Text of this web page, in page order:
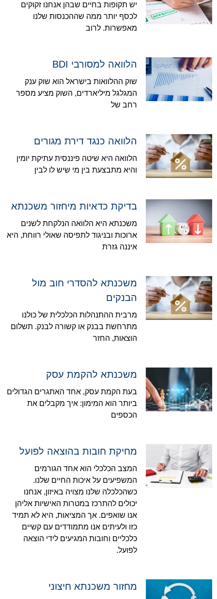
יש תקופות בחיים שבהן אנחנו זקוקים
לכסף יותר ממה שההכנסות שלנו
מאפשרות. לרוב
הלוואה למסורבי BDI
שוק ההלוואות בישראל הוא שוק ענק
המגלגל מיליארדים, השוק מציע מספר
רחב של
הלוואה כנגד דירת מגורים
הלוואה היא שיטה פיננסית עתיקת יומין
והיא מתבצעת בין מי שיש לו לבין
בדיקת כדאיות מיחזור משכנתא
משכנתא היא הלוואה הנלקחת לשנים
ארוכות ובניגוד לתפיסה שאולי רווחת, היא
איננה גזרת
משכנתא להסדרי חוב מול
הבנקים
מרבית ההתנהלות הכלכלית של כולנו
מתרחשת בבנק או קשורה לבנק. תשלום
הוצאות, החזר
משכנתא להקמת עסק
בעת הקמת עסק, אחד האתגרים הגדולים
ביותר הוא המימון: איך מקבלים את
הכספים
מחיקת חובות בהוצאה לפועל
המצב הכלכלי הוא אחד הגורמים
המשפיעים על איכות החיים שלנו.
כשהכלכלה שלנו מצויה באיזון, אנחנו
יכולים להתרכז במטרות האישיות אליהן
אנו שואפים. אך המציאות, היא לא תמיד
כזו ולעיתים אנו מתמודדים עם קשיים
כלכליים וחובות המגיעים לידי הוצאה
לפועל.
מחזור משכנתא חיצוני